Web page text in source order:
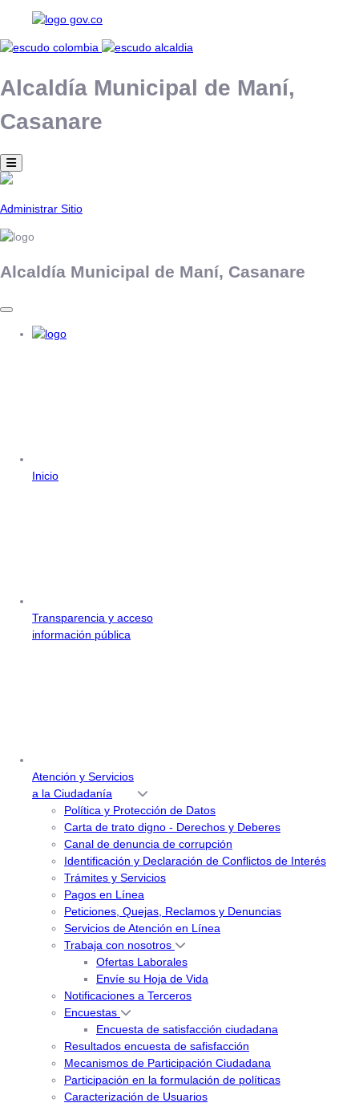
Alcaldía Municipal de Maní,
Casanare
Administrar Sitio
Alcaldía Municipal de Maní, Casanare
Inicio
Transparencia y acceso
información pública
Atención y Servicios
a la Ciudadanía
Política y Protección de Datos
Carta de trato digno - Derechos y Deberes
Canal de denuncia de corrupción
Identificación y Declaración de Conflictos de Interés
Trámites y Servicios
Pagos en Línea
Peticiones, Quejas, Reclamos y Denuncias
Servicios de Atención en Línea
Trabaja con nosotros
Ofertas Laborales
Envíe su Hoja de Vida
Notificaciones a Terceros
Encuestas
Encuesta de satisfacción ciudadana
Resultados encuesta de safisfacción
Mecanismos de Participación Ciudadana
Participación en la formulación de políticas
Caracterización de Usuarios